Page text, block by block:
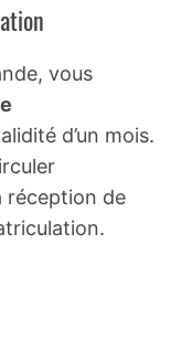
vous
d’un mois.
réception de